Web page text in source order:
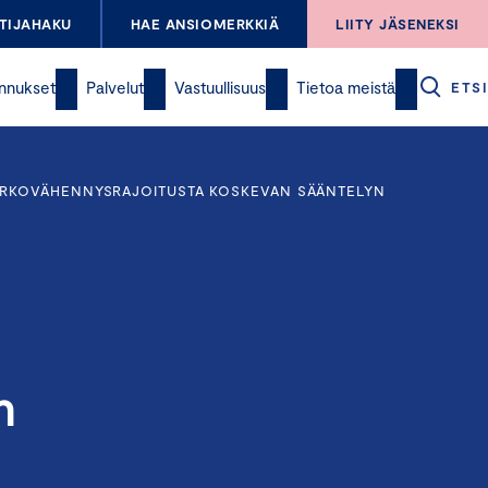
HAE ANSIOMERKKIÄ LIITY JÄSENEKSI
Palvelut Vastuullisuus Tietoa meistä ETSI
KOSKEVAN SÄÄNTELYN